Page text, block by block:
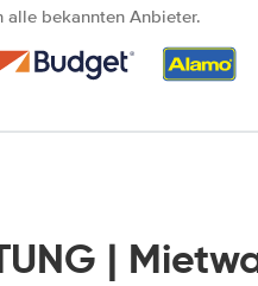
alle bekannten Anbieter.
|